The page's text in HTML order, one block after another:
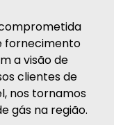
fornecimento
a visão de
clientes de
nos tornamos
gás na região.